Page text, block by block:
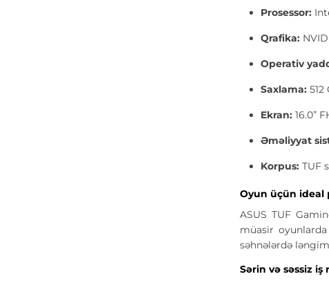
Prosessor:
Qrafika:
Operativ
Saxlama: 512
Ekran: 16.0”
Əməliyyat
Korpus: TUF
Oyun üçün ideal
ASUS TUF
müasir
səhnələrdə
Sərin və səssiz iş